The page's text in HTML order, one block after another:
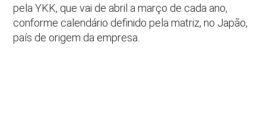
pela YKK, que vai de abril a março de cada ano,
conforme calendário definido pela matriz, no Japão,
país de origem da empresa.